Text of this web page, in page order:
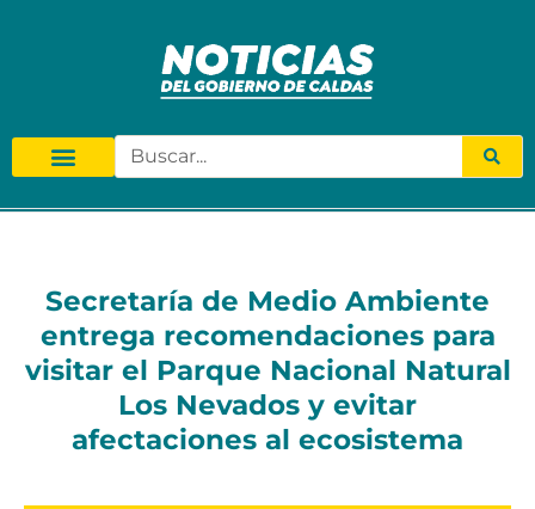
Secretaría de Medio Ambiente
entrega recomendaciones para
visitar el Parque Nacional Natural
Los Nevados y evitar
afectaciones al ecosistema